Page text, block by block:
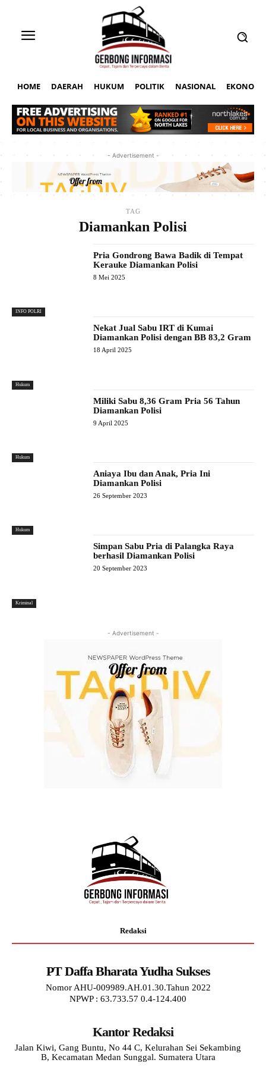
HOME DAERAH HUKUM POLITIK NASIONAL EKONOMI
- Advertisement -
TAG
Diamankan Polisi
INFO POLRI
Pria Gondrong Bawa Badik di Tempat
Kerauke Diamankan Polisi
8 Mei 2025
Hukum
Nekat Jual Sabu IRT di Kumai
Diamankan Polisi dengan BB 83,2 Gram
18 April 2025
Hukum
Miliki Sabu 8,36 Gram Pria 56 Tahun
Diamankan Polisi
9 April 2025
Hukum
Aniaya Ibu dan Anak, Pria Ini
Diamankan Polisi
26 September 2023
Kriminal
Simpan Sabu Pria di Palangka Raya
berhasil Diamankan Polisi
20 September 2023
- Advertisement -
Redaksi
PT Daffa Bharata Yudha Sukses
Nomor AHU-009989.AH.01.30.Tahun 2022
NPWP : 63.733.57 0.4-124.400
Kantor Redaksi
Jalan Kiwi, Gang Buntu, No 44 C, Kelurahan Sei Sekambing
B, Kecamatan Medan Sunggal. Sumatera Utara